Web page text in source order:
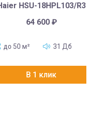
HSU-18HPL103/R3
64 600 ₽
до 50 м² 31 Дб
В 1 клик